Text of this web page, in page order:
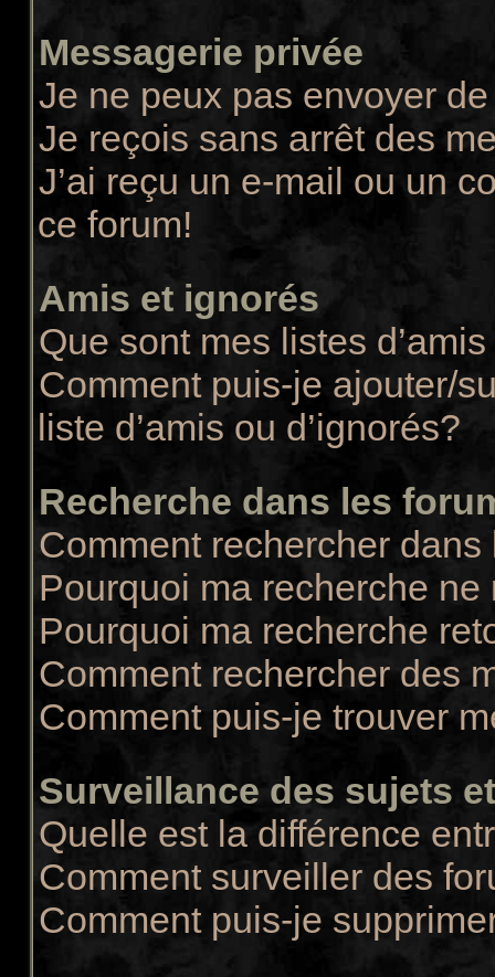
Messagerie privée
Je ne peux pas envoyer
Je reçois sans arrêt des
J’ai reçu un e-mail ou un
ce forum!
Amis et ignorés
Que sont mes listes
Comment puis-je ajouter/
liste d’amis ou d’ignorés?
Recherche dans les
Comment rechercher dans
Pourquoi ma recherche
Pourquoi ma recherche
Comment rechercher des
Comment puis-je trouver
Surveillance des sujets
Quelle est la différence
Comment surveiller des
Comment puis-je